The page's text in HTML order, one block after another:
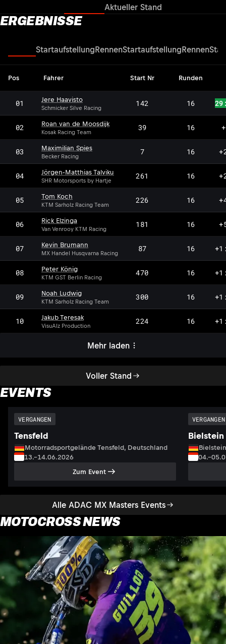
Aktueller Stand
ERGEBNISSE
Voller Stand
StartaufstellungRennenStartaufstellungRennen
Pos Fahrer Start Nr Runden
01 Jere Haavisto
Schmicker Silve Racing 142 16
02 Roan van de Moosdijk
Kosak Racing Team 39 16
03 Maximilian Spies
Becker Racing 7 16
04 Jörgen‐Matthias Talviku
SHR Motorsports by Hartje 261 16
05 Tom Koch
KTM Sarholz Racing Team 226 16
06 Rick Elzinga
Van Venrooy KTM Racing 181 16
07 Kevin Brumann
MX Handel Husqvarna Racing 87 16
08 Peter König
KTM GST Berlin Racing 470 16
09 Noah Ludwig
KTM Sarholz Racing Team 300 16
10 Jakub Teresak
VisuAlz Production 224 16
Mehr laden
EVENTS
Alle ADAC MX Masters Events
VERGANGEN
Tensfeld
Motorradsportgelände Tensfeld, Deutschland
13.–14.06.2026
Zum Event
VERGANGEN
Bielstein
MOTOCROSS NEWS